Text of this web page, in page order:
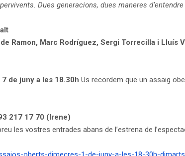
Dues generacions, dues maneres
Ramon, Marc Rodríguez, Sergi Torrecilla i Lluís
de juny a les 18.30h Us recordem que un assaig
217 17 70 (Irene)
les vostres entrades abans de l’estrena de